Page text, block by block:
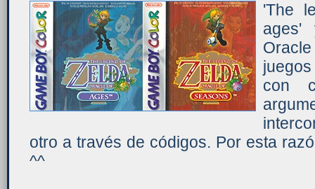
'The
ages'
con
otro a través de códigos. Por esta
^^